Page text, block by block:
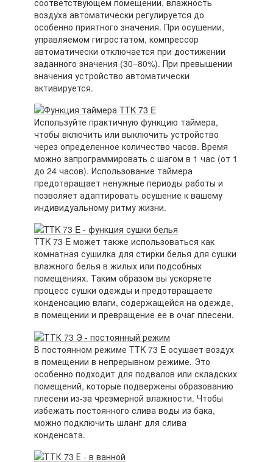
воздуха автоматически регулируется до
особенно приятного значения. При осушении,
управляемом гигростатом, компрессор
автоматически отключается при достижении
заданного значения (30–80%). При превышении
значения устройство автоматически
активируется.
Используйте практичную функцию таймера,
чтобы включить или выключить устройство
через определенное количество часов. Время
можно запрограммировать с шагом в 1 час (от 1
до 24 часов). Использование таймера
предотвращает ненужные периоды работы и
позволяет адаптировать осушение к вашему
индивидуальному ритму жизни.
TTK 73 E может также использоваться как
комнатная сушилка для стирки белья для сушки
влажного белья в жилых или подсобных
помещениях. Таким образом вы ускоряете
процесс сушки одежды и предотвращаете
конденсацию влаги, содержащейся на одежде,
в помещении и превращение ее в очаг плесени.
В постоянном режиме TTK 73 E осушает воздух
в помещении в непрерывном режиме. Это
особенно подходит для подвалов или складских
помещений, которые подвержены образованию
плесени из-за чрезмерной влажности. Чтобы
избежать постоянного слива воды из бака,
можно подключить шланг для слива
конденсата.